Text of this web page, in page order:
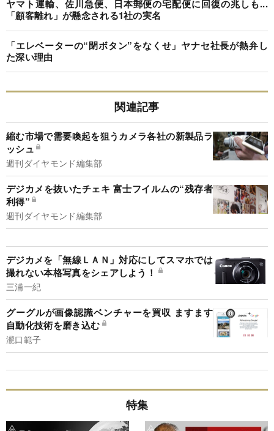
ヤマト運輸、佐川急便、日本郵便の宅配便に回復の兆しも...
「顧客離れ」が懸念される1社の実名
「エレベーターの“閉ボタン”をなくせ」ヤナセ社長が熱弁し
た深い理由
関連記事
縮む市場で需要喚起を狙うカメラ各社の新製品ラ
ッシュ
週刊ダイヤモンド編集部
デジカメを抜いたチェキ 富士フイルムの“残存者
利得”
週刊ダイヤモンド編集部
デジカメを「無線ＬＡＮ」対応にしてスマホでは
撮れない本格写真をシェアしよう！
三浦一紀
グーグルが画像認識ベンチャーを買収 ますます
自動化技術を磨き込む
瀧口範子
特集